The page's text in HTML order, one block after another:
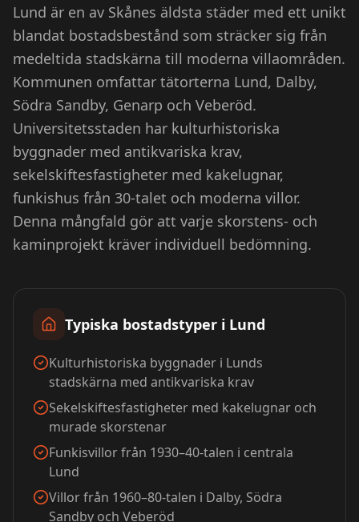
Lund är en av Skånes äldsta städer med ett unikt
blandat bostadsbestånd som sträcker sig från
medeltida stadskärna till moderna villaområden.
Kommunen omfattar tätorterna Lund, Dalby,
Södra Sandby, Genarp och Veberöd.
Universitetsstaden har kulturhistoriska
byggnader med antikvariska krav,
sekelskiftesfastigheter med kakelugnar,
funkishus från 30-talet och moderna villor.
Denna mångfald gör att varje skorstens- och
kaminprojekt kräver individuell bedömning.
Typiska bostadstyper i Lund
Kulturhistoriska byggnader i Lunds
stadskärna med antikvariska krav
Sekelskiftesfastigheter med kakelugnar och
murade skorstenar
Funkisvillor från 1930–40-talen i centrala
Lund
Villor från 1960–80-talen i Dalby, Södra
Sandby och Veberöd